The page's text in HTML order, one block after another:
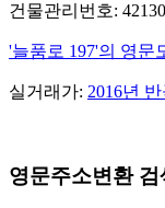
건물관리번호:
'늘품로 197'의 영문
실거래가: 2016년
영문주소변환 검